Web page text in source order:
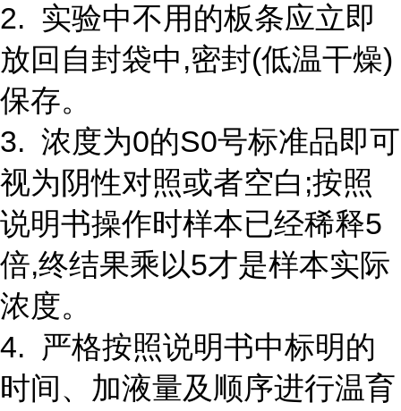
2. 实验中不用的板条应立即
放回自封袋中,密封(低温干燥)
保存。
3. 浓度为0的S0号标准品即可
视为阴性对照或者空白;按照
说明书操作时样本已经稀释5
倍,终结果乘以5才是样本实际
浓度。
4. 严格按照说明书中标明的
时间、加液量及顺序进行温育